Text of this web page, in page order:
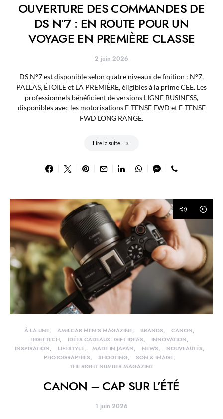
OUVERTURE DES COMMANDES DE
DS N°7 : EN ROUTE POUR UN
VOYAGE EN PREMIÈRE CLASSE
2 juin 2026
DS N°7 est disponible selon quatre niveaux de finition : N°7,
PALLAS, ÉTOILE et LA PREMIÈRE, éligibles à la prime CEE. Les
professionnels bénéficient de versions LIGNE BUSINESS,
disponibles avec les motorisations E-TENSE FWD et E-TENSE
FWD LONG RANGE.
Lire la suite
À LA UNE AMILCAR MEN'S MAGAZINE BRANDS
CANON
HIGH TECH
IDÉES CADEAUX - GIFT IDEAS
INNOVATION
INSPIRATION
LIFESTYLE MADE IN JAPAN NEWS
NOUVEAUTÉS
PHOTOGRAPHIES
SHOOTING
SON & IMAGE
THE RIGHT NUMBER MAGAZINE
CANON – CAP SUR L’ÉTÉ
1 juin 2026